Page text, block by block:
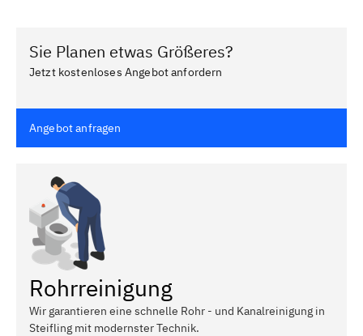
Sie Planen etwas Größeres?
Jetzt kostenloses Angebot anfordern
Angebot anfragen
Rohrreinigung
Wir garantieren eine schnelle Rohr - und Kanalreinigung in
Steifling mit modernster Technik.